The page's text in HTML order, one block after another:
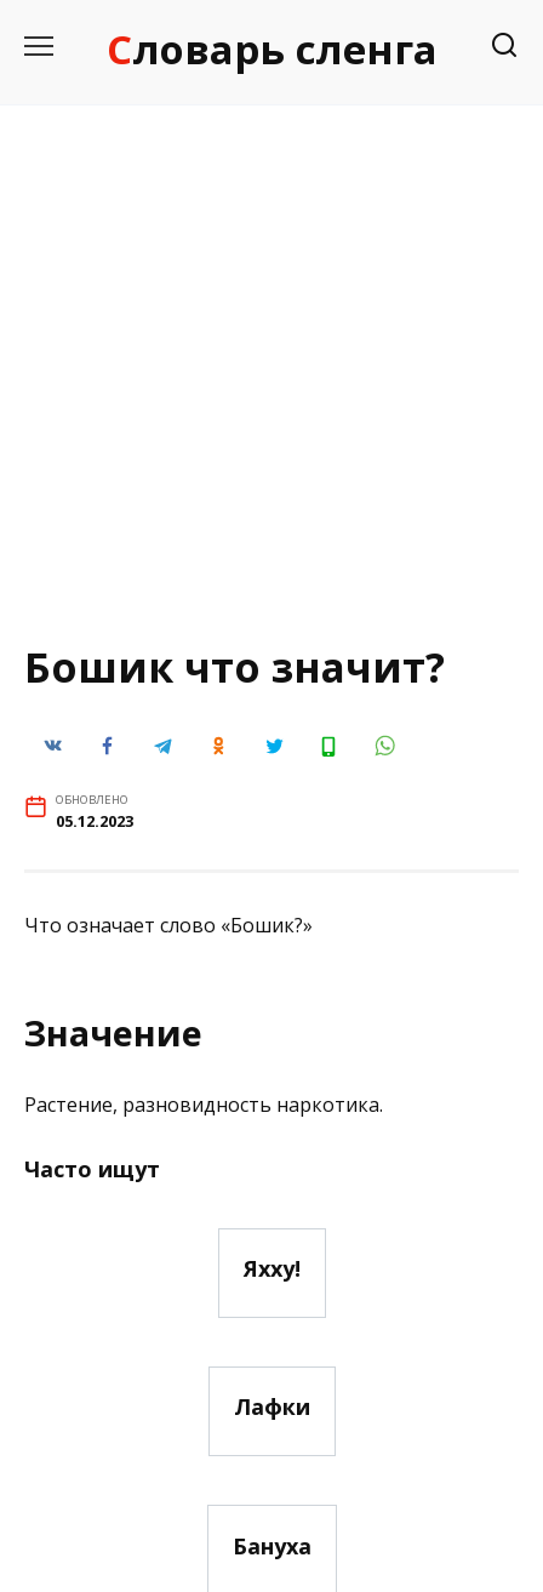
Словарь сленга
Бошик что значит?
ОБНОВЛЕНО
05.12.2023
Что означает слово «Бошик?»
Значение
Растение, разновидность наркотика.
Часто ищут
Яхху!
Лафки
Бануха